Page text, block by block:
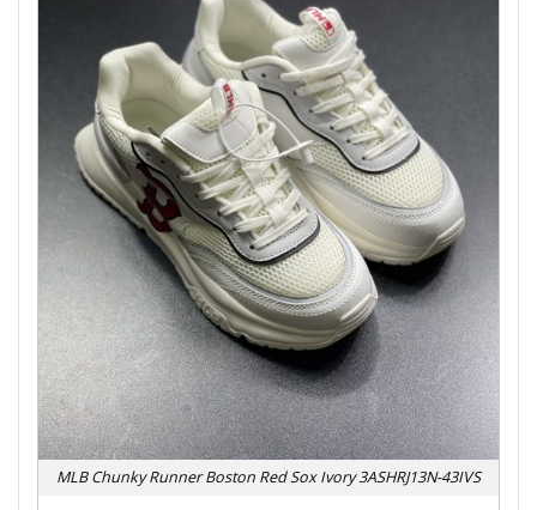
MLB Chunky Runner Boston Red Sox Ivory 3ASHRJ13N-43IVS